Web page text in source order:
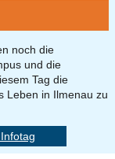
noch die
und die
Tag die
Leben in Ilmenau zu